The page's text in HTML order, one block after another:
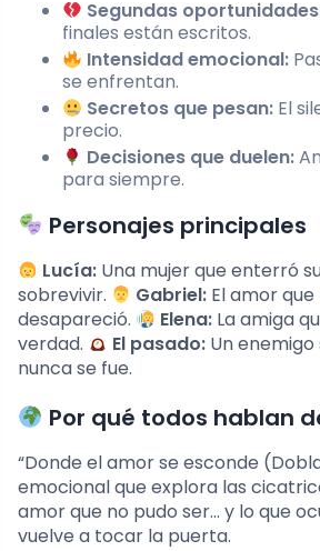
Segundas
finales están escritos.
Intensidad emocional:
se enfrentan.
Secretos que pesan: El
precio.
Decisiones que duelen:
para siempre.
Personajes principales
Lucía: Una mujer que enterró
sobrevivir.
Gabriel: El amor
desapareció.
Elena: La amiga
verdad.
El pasado: Un enemigo
nunca se fue.
Por qué todos hablan
“Donde el amor se esconde
emocional que explora las
amor que no pudo ser… y lo que
vuelve a tocar la puerta.